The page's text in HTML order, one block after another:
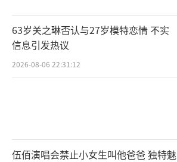
63岁关之琳否认与27岁模特恋情 不实
信息引发热议
2026-08-06 22:31:12
伍佰演唱会禁止小女生叫他爸爸 独特魅